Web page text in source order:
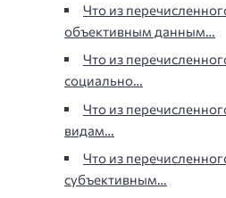
Что из
объективным данным…
Что из
социально…
Что из
видам…
Что из
субъективным…